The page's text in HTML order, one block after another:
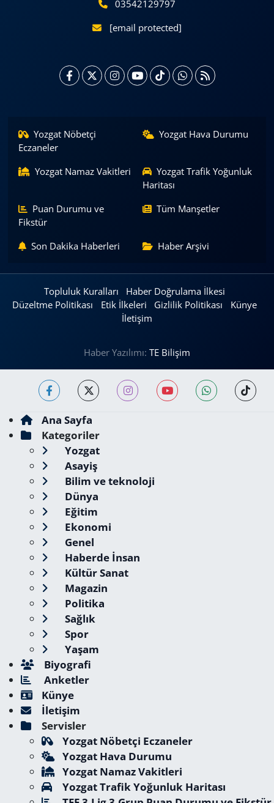
03542129797
[email protected]
Yozgat Nöbetçi
Eczaneler
Yozgat Hava Durumu
Yozgat Namaz Vakitleri
Yozgat Trafik Yoğunluk
Haritası
Puan Durumu ve
Fikstür
Tüm Manşetler
Son Dakika Haberleri Haber Arşivi
Topluluk Kuralları
Haber Doğrulama İlkesi
Düzeltme Politikası
Etik İlkeleri Gizlilik Politikası
Künye
İletişim
Haber Yazılımı: TE Bilişim
Ana Sayfa
Kategoriler
Yozgat
Asayiş
Bilim ve teknoloji
Dünya
Eğitim
Ekonomi
Genel
Haberde İnsan
Kültür Sanat
Magazin
Politika
Sağlık
Spor
Yaşam
Biyografi
Anketler
Künye
İletişim
Servisler
Yozgat Nöbetçi Eczaneler
Yozgat Hava Durumu
Yozgat Namaz Vakitleri
Yozgat Trafik Yoğunluk Haritası